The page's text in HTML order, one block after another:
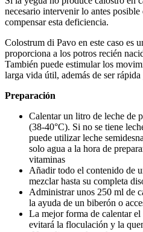
necesario intervenir lo antes
compensar esta deficiencia.
Colostrum di Pavo en este caso es
proporciona a los potros recién
También puede estimular los
larga vida útil, además de ser
Preparación
Calentar un litro de leche de
(38-40°C). Si no se tiene
puede utilizar leche
solo agua a la hora de
vitaminas
Añadir todo el contenido de
mezclar hasta su completa
Administrar unos 250 ml de
la ayuda de un biberón o
La mejor forma de calentar
evitará la floculación y la